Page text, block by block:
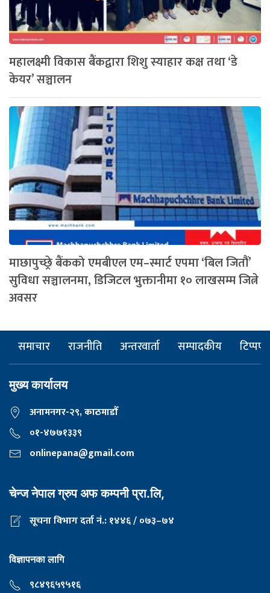
महालक्ष्मी विकास बैंकद्वारा शिशु स्याहार कक्ष तथा ‘डे
केयर’ सञ्चालन
माछापुच्छ्रे बैंकको एमबीएल एम–स्मार्ट एपमा ‘बिल जितौं’
सुविधा सञ्चालनमा, डिजिटल भुक्तानीमा १० लाखसम्म जित्ने
अवसर
समाचार राजनीति अन्तरवार्ता सम्पादकीय टिप्पणी
मुख्य कार्यालय
अनामनगर-२९, काठमाडाैँ
०१-४७७१३३९
onlinepana@gmail.com
चेन्ज नेपाल ग्रुप अफ कम्पनी प्रा.लि,
सूचना विभाग दर्ता नं.: १४४६ / ०७३–७४
विज्ञापनका लागि
९८४९६५९५१६